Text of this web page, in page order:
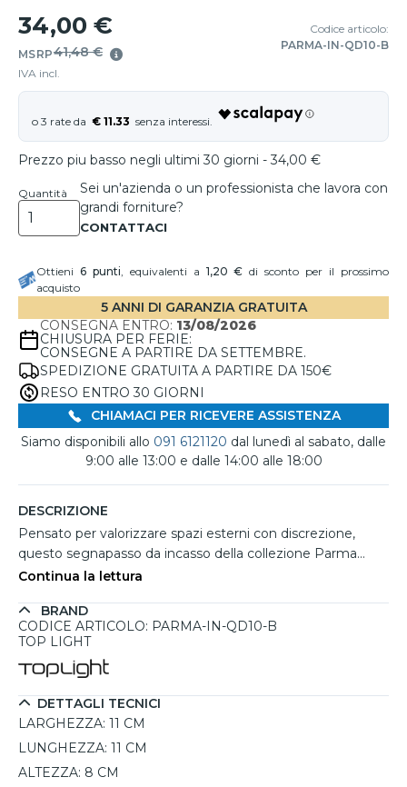
34,00 €
MSRP41,48 €
IVA incl.
Codice articolo:
PARMA-IN-QD10-B
€ 11.33
Prezzo piu basso negli ultimi 30 giorni - 34,00 €
Quantità
Sei un'azienda o un professionista che lavora con
grandi forniture?
Ottieni 6punti, equivalenti a 1,20 € di sconto per il prossimo
acquisto
5 ANNI DI GARANZIA GRATUITA
CONSEGNA ENTRO: 13/08/2026
CHIUSURA PER FERIE:
CONSEGNE A PARTIRE DA SETTEMBRE.
SPEDIZIONE GRATUITA A PARTIRE DA 150€
RESO ENTRO 30 GIORNI
CHIAMACI PER RICEVERE ASSISTENZA
Siamo disponibili allo 091 6121120 dal lunedì al sabato, dalle
9:00 alle 13:00 e dalle 14:00 alle 18:00
DESCRIZIONE
Pensato per valorizzare spazi esterni con discrezione,
questo segnapasso da incasso della collezione Parma
unisce design moderno e funzionalità. La forma quadrata
di scale, vialetti o passaggi, offrendo un’illuminazione
diffusa e piacevole. Realizzato in resina antiurto
opalino anti-ingiallimento, garantisce resistenza nel tempo
anche in ambienti esposti a salsedine grazie alla sua
elevata protezione anticorrosione. Funziona con 1
lampadina GX53 inclusa da 3W, ideale per creare percorsi
luminosi continui e sicuri.
Continua la lettura
BRAND
CODICE ARTICOLO: PARMA-IN-QD10-B
TOP LIGHT
DETTAGLI TECNICI
LARGHEZZA: 11 CM
LUNGHEZZA: 11 CM
ALTEZZA: 8 CM